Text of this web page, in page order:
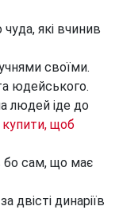
які вчинив
своїми.
юдейського.
людей іде до
купити, щоб
бо сам, що має
двісті динаріїв